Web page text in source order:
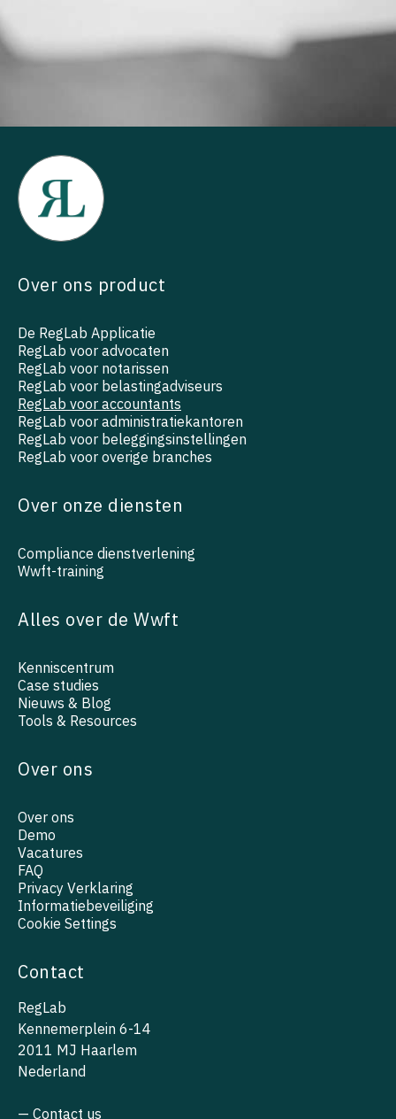
Over ons product
De RegLab Applicatie
RegLab voor advocaten
RegLab voor notarissen
RegLab voor belastingadviseurs
RegLab voor accountants
RegLab voor administratiekantoren
RegLab voor beleggingsinstellingen
RegLab voor overige branches
Over onze diensten
Compliance dienstverlening
Wwft-training
Alles over de Wwft
Kenniscentrum
Case studies
Nieuws & Blog
Tools & Resources
Over ons
Over ons
Demo
Vacatures
FAQ
Privacy Verklaring
Informatiebeveiliging
Cookie Settings
Contact
RegLab
Kennemerplein 6-14
2011 MJ Haarlem
Nederland
— Contact us